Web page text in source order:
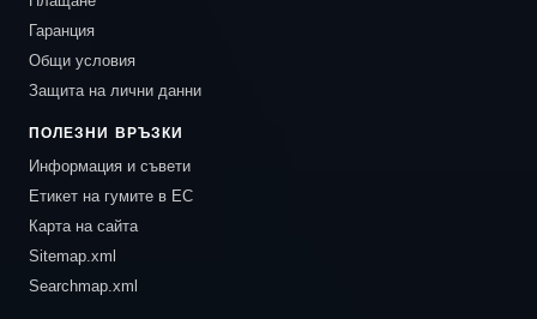
Гаранция
Общи условия
Защита на лични данни
ПОЛЕЗНИ ВРЪЗКИ
Информация и съвети
Етикет на гумите в ЕС
Карта на сайта
Sitemap.xml
Searchmap.xml